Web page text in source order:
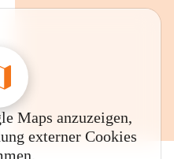
Maps anzuzeigen,
externer Cookies